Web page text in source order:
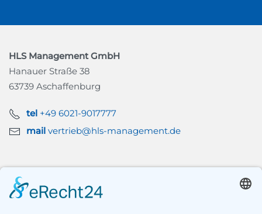
HLS Management GmbH
Hanauer Straße 38
63739 Aschaffenburg
tel +49 6021-9017777
mail vertrieb@hls-management.de